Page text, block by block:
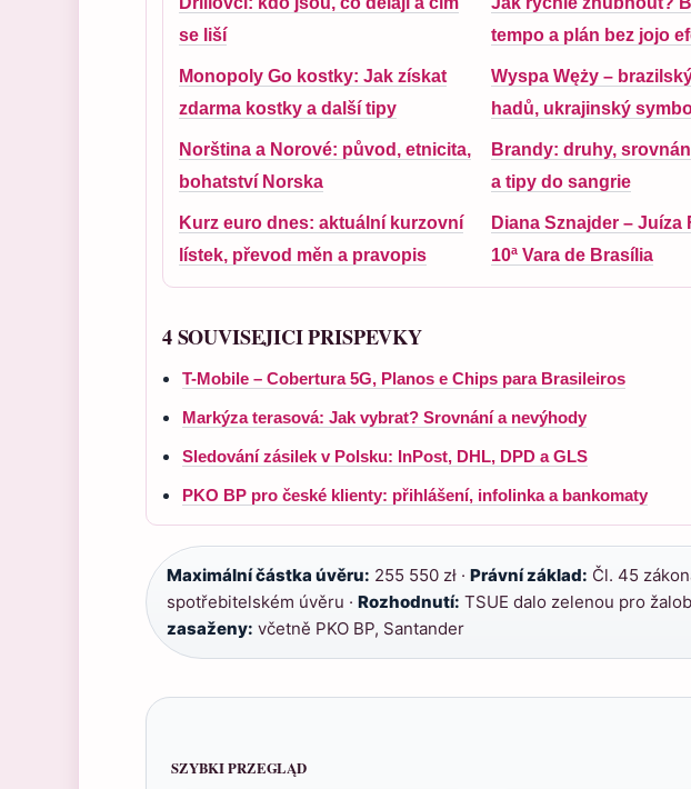
se liší
tempo a plán bez jojo
Monopoly Go kostky: Jak získat
zdarma kostky a další tipy
Wyspa Węży –
hadů, ukrajinský
Norština a Norové: původ, etnicita,
bohatství Norska
Brandy: druhy,
a tipy do sangrie
Kurz euro dnes: aktuální kurzovní
lístek, převod měn a pravopis
Diana Sznajder – Juíza
10ª Vara de Brasília
4 SOUVISEJICI PRISPEVKY
T-Mobile – Cobertura 5G, Planos e Chips para Brasileiros
Markýza terasová: Jak vybrat? Srovnání a nevýhody
Sledování zásilek v Polsku: InPost, DHL, DPD a GLS
PKO BP pro české klienty: přihlášení, infolinka a bankomaty
Maximální částka úvěru: 255 550 zł · Právní základ: Čl. 45
spotřebitelském úvěru · Rozhodnutí: TSUE dalo zelenou pro
zasaženy: včetně PKO BP, Santander
SZYBKI PRZEGLĄD